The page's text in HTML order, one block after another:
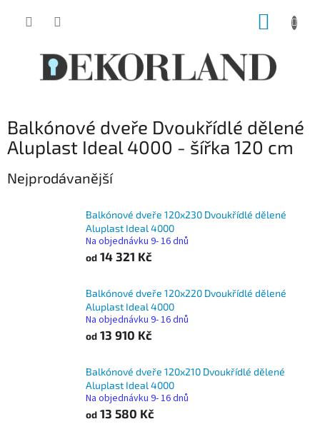
Balkónové dveře Dvoukřídlé dělené
Aluplast Ideal 4000 - šířka 120 cm
Nejprodávanější
Balkónové dveře 120x230 Dvoukřídlé dělené
Aluplast Ideal 4000
Na objednávku 9- 16 dnů
od 14 321 Kč
Balkónové dveře 120x220 Dvoukřídlé dělené
Aluplast Ideal 4000
Na objednávku 9- 16 dnů
od 13 910 Kč
Balkónové dveře 120x210 Dvoukřídlé dělené
Aluplast Ideal 4000
Na objednávku 9- 16 dnů
od 13 580 Kč